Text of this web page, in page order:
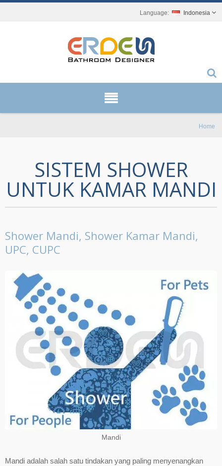
Indonesia
Home
SISTEM SHOWER
UNTUK KAMAR MANDI
Shower Mandi, Shower Kamar Mandi,
UPC, CUPC
Mandi
Mandi adalah salah satu tindakan yang paling menyenangkan